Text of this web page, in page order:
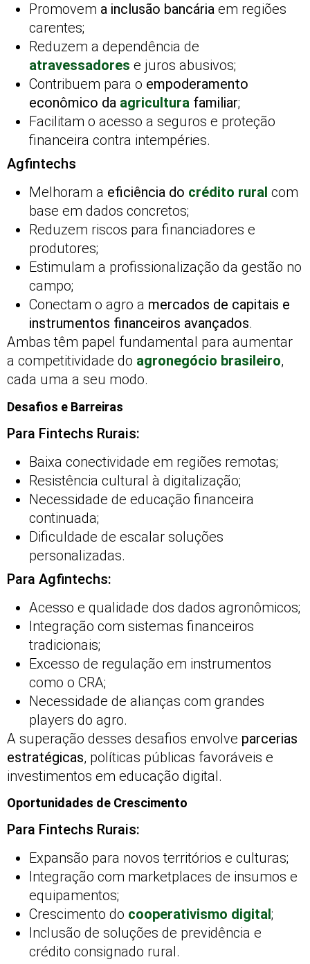
Promovem a inclusão bancária em regiões
carentes;
Reduzem a dependência de
atravessadores e juros abusivos;
Contribuem para o empoderamento
econômico da agricultura familiar;
Facilitam o acesso a seguros e proteção
financeira contra intempéries.
Agfintechs
Melhoram a eficiência do crédito rural com
base em dados concretos;
Reduzem riscos para financiadores e
produtores;
Estimulam a profissionalização da gestão no
campo;
Conectam o agro a mercados de capitais e
instrumentos financeiros avançados.
Ambas têm papel fundamental para aumentar
a competitividade do agronegócio brasileiro,
cada uma a seu modo.
Desafios e Barreiras
Para Fintechs Rurais:
Baixa conectividade em regiões remotas;
Resistência cultural à digitalização;
Necessidade de educação financeira
continuada;
Dificuldade de escalar soluções
personalizadas.
Para Agfintechs:
Acesso e qualidade dos dados agronômicos;
Integração com sistemas financeiros
tradicionais;
Excesso de regulação em instrumentos
como o CRA;
Necessidade de alianças com grandes
players do agro.
A superação desses desafios envolve parcerias
estratégicas, políticas públicas favoráveis e
investimentos em educação digital.
Oportunidades de Crescimento
Para Fintechs Rurais:
Expansão para novos territórios e culturas;
Integração com marketplaces de insumos e
equipamentos;
Crescimento do cooperativismo digital;
Inclusão de soluções de previdência e
crédito consignado rural.